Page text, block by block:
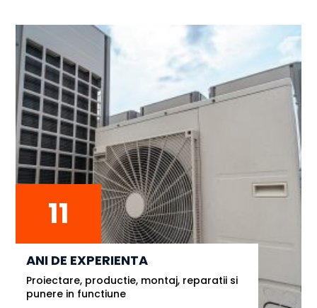
11
ANI DE EXPERIENTA
Proiectare, productie, montaj, reparatii si
punere in functiune